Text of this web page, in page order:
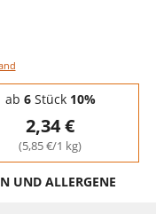
ab 6Stück 10%
2,34 €
(5,85 €/1 kg)
UND ALLERGENE